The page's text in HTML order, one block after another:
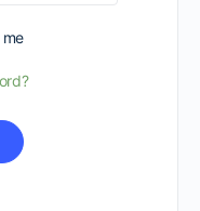
me